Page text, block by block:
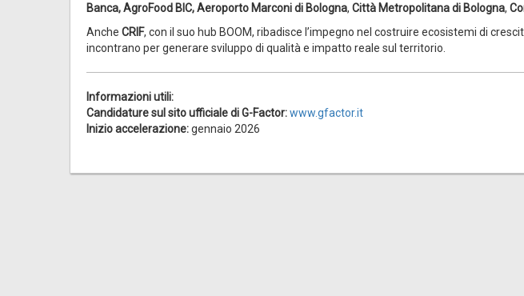
Banca, AgroFood BIC, Aeroporto Marconi di Bologna, Città Metropolitana di Bologna,
Anche CRIF, con il suo hub BOOM, ribadisce l’impegno nel costruire ecosistemi di
incontrano per generare sviluppo di qualità e impatto reale sul territorio.
Informazioni utili:
Candidature sul sito ufficiale di G-Factor:www.gfactor.it
Inizio accelerazione:gennaio 2026